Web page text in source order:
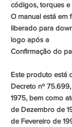
códigos, torques e
O manual está em
liberado para
logo após a
Confirmação do
Este produto está
Decreto nº
1975, bem como
de Dezembro de
de Fevereiro de